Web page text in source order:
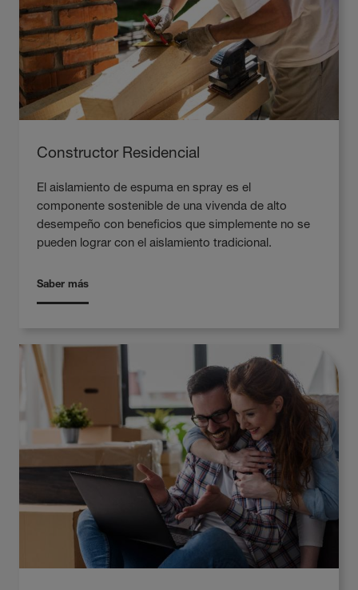
Constructor Residencial
El aislamiento de espuma en spray es el
componente sostenible de una vivenda de alto
desempeño con beneficios que simplemente no se
pueden lograr con el aislamiento tradicional.
Saber más